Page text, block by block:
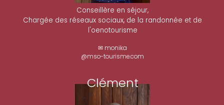
Conseillère en séjour,
Chargée des réseaux sociaux, de la randonnée et de
l'oenotourisme
✉ monika
@mso-tourisme.com
Clément